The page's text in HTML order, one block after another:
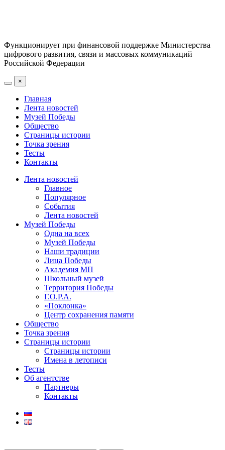
Функционирует при финансовой поддержке Министерства
цифрового развития, связи и массовых коммуникаций
Российской Федерации
×
Главная
Лента новостей
Музей Победы
Общество
Страницы истории
Точка зрения
Тесты
Контакты
Лента новостей
Главное
Популярное
События
Лента новостей
Музей Победы
Одна на всех
Музей Победы
Наши традиции
Лица Победы
Академия МП
Школьный музей
Территория Победы
Г.О.Р.А.
«Поклонка»
Центр сохранения памяти
Общество
Точка зрения
Страницы истории
Страницы истории
Имена в летописи
Тесты
Об агентстве
Партнеры
Контакты